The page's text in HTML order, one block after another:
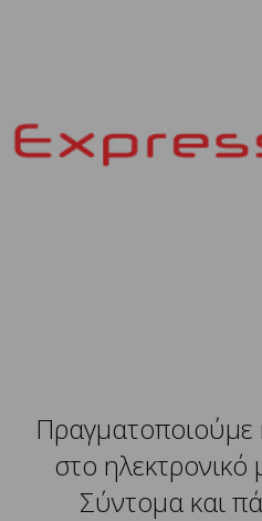
Πραγματοποιούμε
στο
Σύντομα και